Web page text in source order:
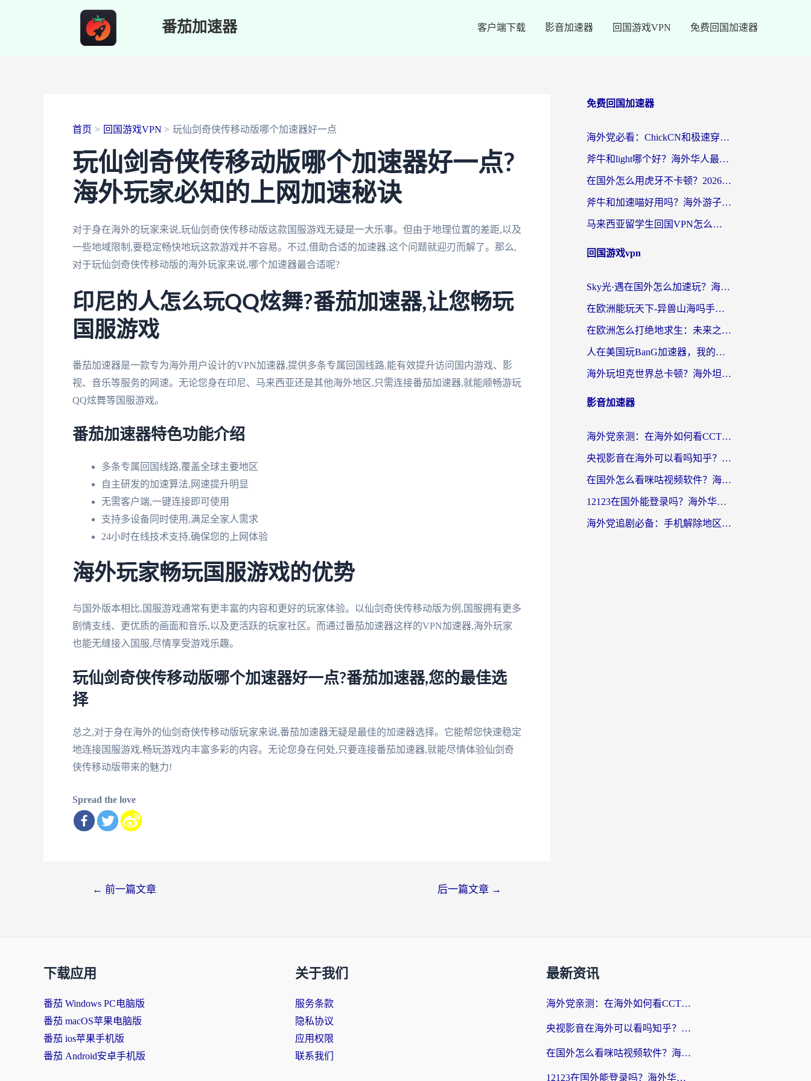
番茄加速器 客户端下载 影音加速器 回国游戏VPN 免费回国加速器
首页 回国游戏VPN 玩仙剑奇侠传移动版哪个加速器好一点
玩仙剑奇侠传移动版哪个加速器好一点?
海外玩家必知的上网加速秘诀
对于身在海外的玩家来说,玩仙剑奇侠传移动版这款国服游戏无疑是一大乐事。但由于地理位置的差距,以及
一些地域限制,要稳定畅快地玩这款游戏并不容易。不过,借助合适的加速器,这个问题就迎刃而解了。那么,
对于玩仙剑奇侠传移动版的海外玩家来说,哪个加速器最合适呢?
印尼的人怎么玩QQ炫舞?番茄加速器,让您畅玩
国服游戏
番茄加速器是一款专为海外用户设计的VPN加速器,提供多条专属回国线路,能有效提升访问国内游戏、影
视、音乐等服务的网速。无论您身在印尼、马来西亚还是其他海外地区,只需连接番茄加速器,就能顺畅游玩
QQ炫舞等国服游戏。
番茄加速器特色功能介绍
多条专属回国线路,覆盖全球主要地区
自主研发的加速算法,网速提升明显
无需客户端,一键连接即可使用
支持多设备同时使用,满足全家人需求
24小时在线技术支持,确保您的上网体验
海外玩家畅玩国服游戏的优势
与国外版本相比,国服游戏通常有更丰富的内容和更好的玩家体验。以仙剑奇侠传移动版为例,国服拥有更多
剧情支线、更优质的画面和音乐,以及更活跃的玩家社区。而通过番茄加速器这样的VPN加速器,海外玩家
也能无缝接入国服,尽情享受游戏乐趣。
玩仙剑奇侠传移动版哪个加速器好一点?番茄加速器,您的最佳选
择
总之,对于身在海外的仙剑奇侠传移动版玩家来说,番茄加速器无疑是最佳的加速器选择。它能帮您快速稳定
地连接国服游戏,畅玩游戏内丰富多彩的内容。无论您身在何处,只要连接番茄加速器,就能尽情体验仙剑奇
侠传移动版带来的魅力!
Spread the love
← 前一篇文章 后一篇文章 →
免费回国加速器
海外党必看：ChickCN和极速穿梭VPN好用吗？3招教你选对回国加速器无缝刷国内资源
斧牛和light哪个好？海外华人最关心的回国加速器选择难题，一篇讲透
在国外怎么用虎牙不卡顿？2026海外华人亲测有效的回国加速器选择指南
斧牛和加速喵好用吗？海外游子的真实选择困境
马来西亚留学生回国VPN怎么选？3个避坑点+1款实测好用的加速器推荐
回国游戏vpn
Sky光·遇在国外怎么加速玩？海外党亲测有效的国服游戏加速指南
在欧洲能玩天下-异兽山海吗手游？海外玩家的加速器生存指南
在欧洲怎么打绝地求生：未来之役不卡？留学生亲测的加速器避坑指南
人在美国玩BanG加速器，我的延迟终于绿了
海外玩坦克世界总卡顿？海外坦克世界加速器有哪些？实测好用的选择在这里
影音加速器
海外党亲测：在海外如何看CCTV？告别“仅限大陆播放”的实用指南
央视影音在海外可以看吗知乎？留学生亲测：3步解决地域限制+追剧自由
在国外怎么看咪咕视频软件？海外党亲测有效的回国加速方案
12123在国外能登录吗？海外华人必看的回国加速实用指南
海外党追剧必备：手机解除地区限制app怎么选？解决央视视频&国内剧地区限制全指南
下载应用
番茄 Windows PC电脑版
番茄 macOS苹果电脑版
番茄 ios苹果手机版
番茄 Android安卓手机版
关于我们
服务条款
隐私协议
应用权限
联系我们
最新资讯
海外党亲测：在海外如何看CCTV？告别“仅限大陆播放”的实用指南
央视影音在海外可以看吗知乎？留学生亲测：3步解决地域限制+追剧自由
在国外怎么看咪咕视频软件？海外党亲测有效的回国加速方案
12123在国外能登录吗？海外华人必看的回国加速实用指南